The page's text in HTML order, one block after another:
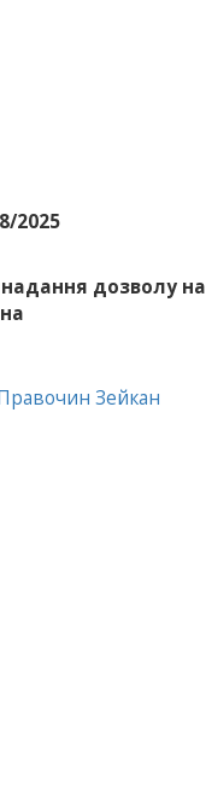
2025
дозволу
Зейкан